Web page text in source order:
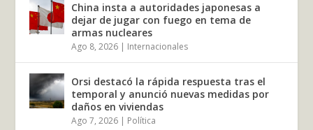
China insta a autoridades japonesas a
dejar de jugar con fuego en tema de
armas nucleares
Ago 8, 2026 | Internacionales
Orsi destacó la rápida respuesta tras el
temporal y anunció nuevas medidas por
daños en viviendas
Ago 7, 2026 | Política